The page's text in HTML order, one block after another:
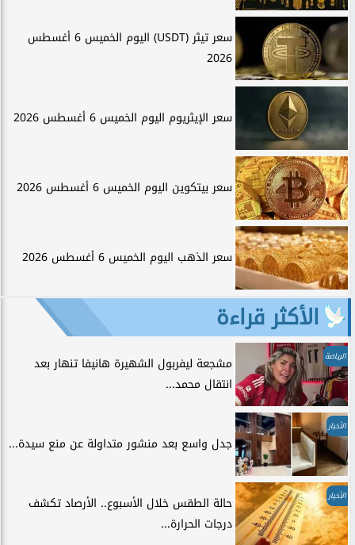
سعر تيثر (USDT) اليوم الخميس 6 أغسطس
2026
سعر الإيثريوم اليوم الخميس 6 أغسطس 2026
سعر بيتكوين اليوم الخميس 6 أغسطس 2026
سعر الذهب اليوم الخميس 6 أغسطس 2026
الأكثر قراءة
الرياضة
مشجعة ليفربول الشهيرة هانيفا تنهار بعد
انتقال محمد...
الأخبار
جدل واسع بعد منشور متداولة عن منع سيدة...
الأخبار
حالة الطقس خلال الأسبوع.. الأرصاد تكشف
درجات الحرارة...